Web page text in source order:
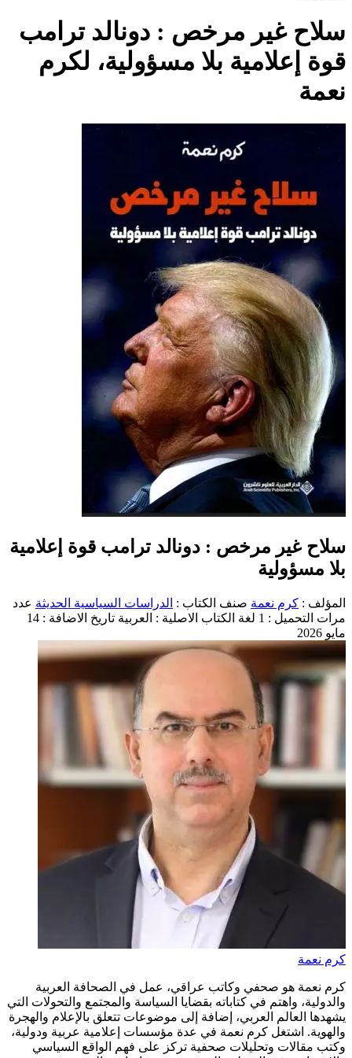
سلاح غير مرخص : دونالد ترامب
قوة إعلامية بلا مسؤولية، لكرم
نعمة
سلاح غير مرخص : دونالد ترامب قوة إعلامية
بلا مسؤولية
المؤلف : كرم نعمة صنف الكتاب : الدراسات السياسية الحديثة عدد
مرات التحميل : 1
لغة الكتاب الاصلية : العربية
تاريخ الاضافة : 14
مايو 2026
كرم نعمة
كرم نعمة هو صحفي وكاتب عراقي، عمل في الصحافة العربية
والدولية، واهتم في كتاباته بقضايا السياسة والمجتمع والتحولات التي
يشهدها العالم العربي، إضافة إلى موضوعات تتعلق بالإعلام والهجرة
والهوية. اشتغل كرم نعمة في عدة مؤسسات إعلامية عربية ودولية،
وكتب مقالات وتحليلات صحفية تركز على فهم الواقع السياسي